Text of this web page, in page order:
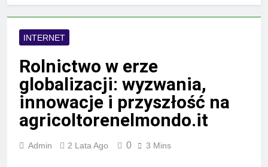
INTERNET
Rolnictwo w erze
globalizacji: wyzwania,
innowacje i przyszłość na
agricoltorenelmondo.it
Admin 2 Lata Ago 0 3 Mins